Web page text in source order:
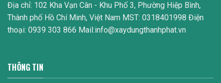
Địa chỉ: 102 Kha Vạn Cân - Khu Phố 3, Phường Hiệp Bình,
Thành phố Hồ Chí Minh, Việt Nam MST: 0318401998 Điện
thoại: 0939 303 866 Mail:info@xaydungthanhphat.vn
THÔNG TIN